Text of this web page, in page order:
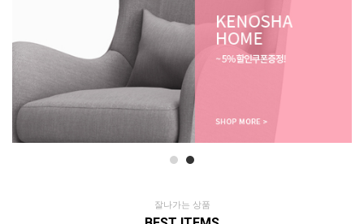
잘나가는 상품